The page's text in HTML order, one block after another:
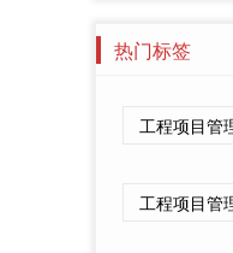
热门标签
工程项目管
工程项目管